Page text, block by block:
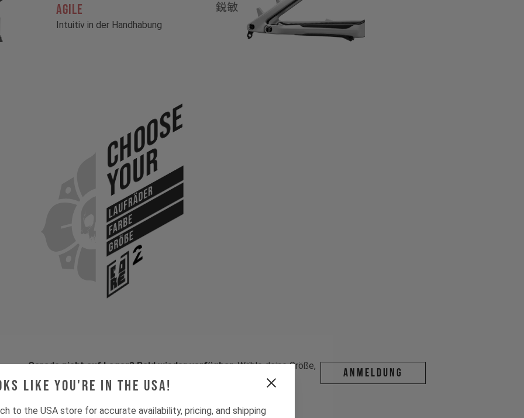
like you're in the USA!
to the USA store for accurate availability, pricing, and shipping
AGILE
Intuitiv in der Handhabung
Choose
Your
Laufräder
Farbe
Größe
Gerade nicht auf Lager? Bald wieder verfügbar.Wähle deine Größe,
gib uns deine E-Mail — wir melden uns, sobald Nachschub da ist.
ANMELDUNG